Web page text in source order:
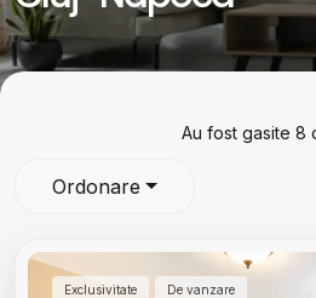
Au fost gasite 8
Ordonare
Exclusivitate De vanzare